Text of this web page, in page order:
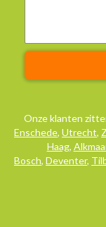
Onze klanten
Enschede, Utrecht,
Haag,
Bosch, Deventer,